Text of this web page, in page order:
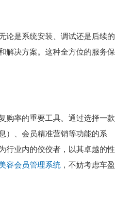
论是系统安装、调试还是后续的
解决方案。这种全方位的服务保
购率的重要工具。通过选择一款
）、会员精准营销等功能的系
行业内的佼佼者，以其卓越的性
容会员管理系统，不妨考虑车盈